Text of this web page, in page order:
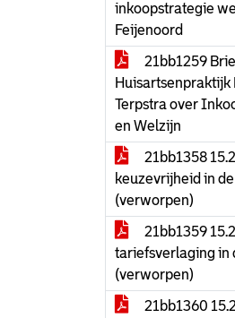
inkoopstrategie
Feijenoord
21bb1259
Huisartsenpraktijk
Terpstra over
en Welzijn
21bb1358
keuzevrijheid in
(verworpen)
21bb1359
tariefsverlaging in
(verworpen)
21bb1360